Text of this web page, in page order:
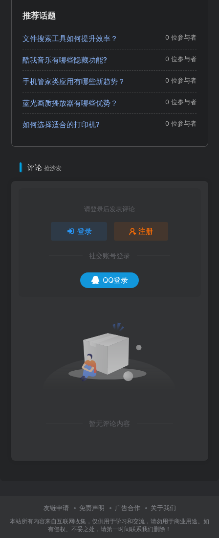
推荐话题
文件搜索工具如何提升效率？ 0 位参与者
酷我音乐有哪些隐藏功能? 0 位参与者
手机管家类应用有哪些新趋势？ 0 位参与者
蓝光画质播放器有哪些优势？ 0 位参与者
如何选择适合的打印机? 0 位参与者
评论 抢沙发
请登录后发表评论
登录 注册
社交账号登录
QQ登录
暂无评论内容
友链申请 免责声明 广告合作 关于我们
本站所有内容来自互联网收集，仅供用于学习和交流，请勿用于商业用途。如
有侵权、不妥之处，请第一时间联系我们删除！